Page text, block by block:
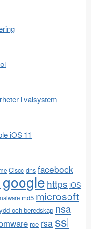
i valsystem
iOS 11
Cisco dns facebook
google https iOS
md5 microsoft
och beredskap nsa
rce rsa ssl